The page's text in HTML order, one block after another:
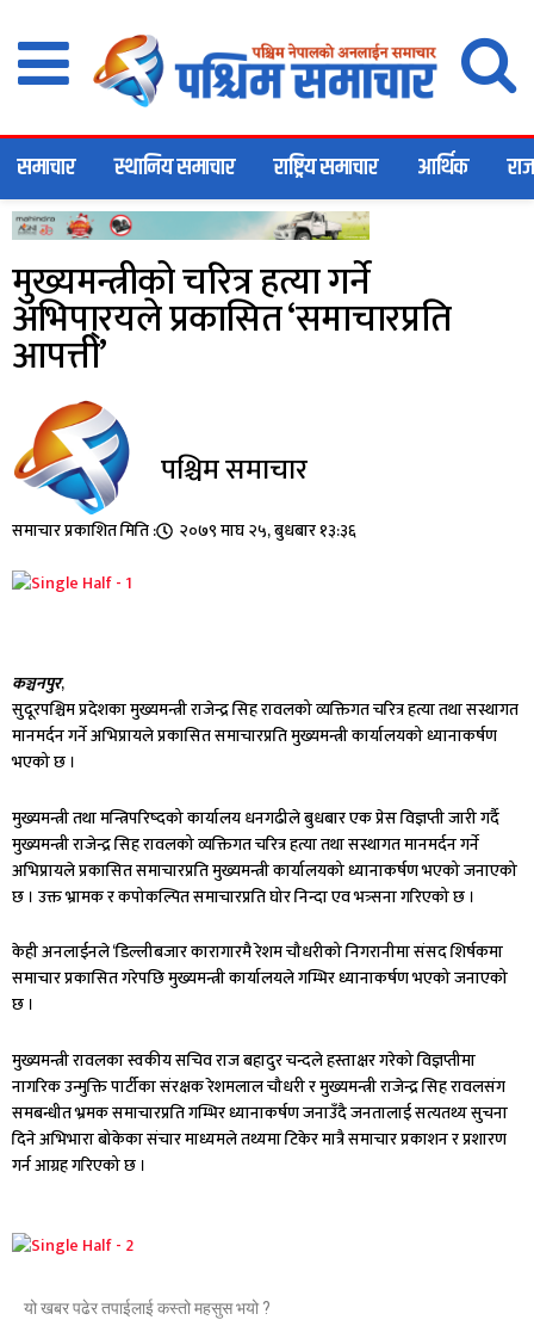
समाचार स्थानिय समाचार राष्ट्रिय समाचार आर्थिक
मुख्यमन्त्रीको चरित्र हत्या गर्ने
अभिपा्रयले प्रकासित ‘समाचारप्रति
आपत्ती’
पश्चिम समाचार
समाचार प्रकाशित मिति : २०७९ माघ २५, बुधबार १३:३६
कञ्चनपुर,
सुदूरपश्चिम प्रदेशका मुख्यमन्त्री राजेन्द्र सिह रावलको व्यक्तिगत चरित्र हत्या तथा सस्थागत
मानमर्दन गर्ने अभिप्रायले प्रकासित समाचारप्रति मुख्यमन्त्री कार्यालयको ध्यानाकर्षण
भएको छ ।
मुख्यमन्त्री तथा मन्त्रिपरिष्दको कार्यालय धनगढीले बुधबार एक प्रेस विज्ञप्ती जारी गर्दै
मुख्यमन्त्री राजेन्द्र सिह रावलको व्यक्तिगत चरित्र हत्या तथा सस्थागत मानमर्दन गर्ने
अभिप्रायले प्रकासित समाचारप्रति मुख्यमन्त्री कार्यालयको ध्यानाकर्षण भएको जनाएको
छ । उक्त भ्रामक र कपोकल्पित समाचारप्रति घोर निन्दा एव भत्र्सना गरिएको छ ।
केही अनलाईनले ‘डिल्लीबजार कारागारमै रेशम चौधरीको निगरानीमा संसद शिर्षकमा
समाचार प्रकासित गरेपछि मुख्यमन्त्री कार्यालयले गम्भिर ध्यानाकर्षण भएको जनाएको
छ ।
मुख्यमन्त्री रावलका स्वकीय सचिव राज बहादुर चन्दले हस्ताक्षर गरेको विज्ञप्तीमा
नागरिक उन्मुक्ति पार्टीका संरक्षक रेशमलाल चौधरी र मुख्यमन्त्री राजेन्द्र सिह रावलसंग
समबन्धीत भ्रमक समाचारप्रति गम्भिर ध्यानाकर्षण जनाउँदै जनतालाई सत्यतथ्य सुचना
दिने अभिभारा बोकेका संचार माध्यमले तथ्यमा टिकेर मात्रै समाचार प्रकाशन र प्रशारण
गर्न आग्रह गरिएको छ ।
यो खबर पढेर तपाईलाई कस्तो महसुस भयो ?